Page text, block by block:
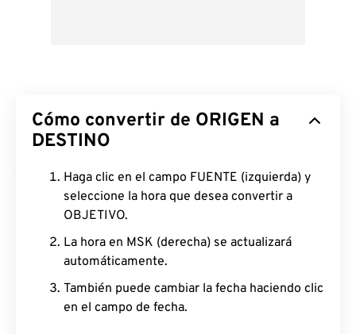
Cómo convertir de ORIGEN a
DESTINO
Haga clic en el campo FUENTE (izquierda) y
seleccione la hora que desea convertir a
OBJETIVO.
La hora en MSK (derecha) se actualizará
automáticamente.
También puede cambiar la fecha haciendo clic
en el campo de fecha.